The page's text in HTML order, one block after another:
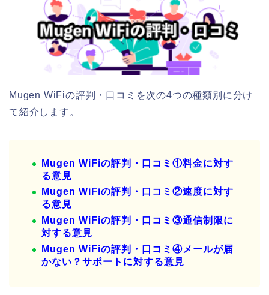
Mugen WiFiの評判・口コミを次の4つの種類別に分け
て紹介します。
Mugen WiFiの評判・口コミ①料金に対す
る意見
Mugen WiFiの評判・口コミ②速度に対す
る意見
Mugen WiFiの評判・口コミ③通信制限に
対する意見
Mugen WiFiの評判・口コミ④メールが届
かない？サポートに対する意見